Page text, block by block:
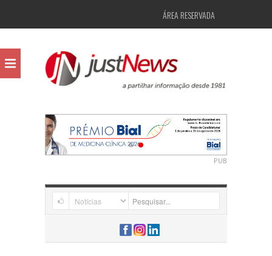
ÁREA RESERVADA
PUB